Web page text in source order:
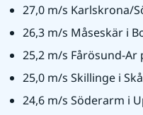
27,0 m/s Karlskrona/
26,3 m/s Måseskär i
25,2 m/s Fårösund-Ar
25,0 m/s Skillinge i
24,6 m/s Söderarm i